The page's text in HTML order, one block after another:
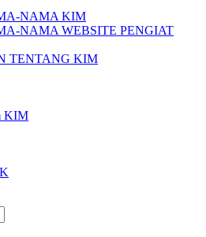
NAMA KIM
NAMA WEBSITE PENGIAT
TENTANG KIM
KIM